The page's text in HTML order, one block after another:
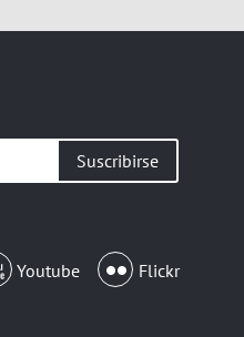
Youtube Flickr